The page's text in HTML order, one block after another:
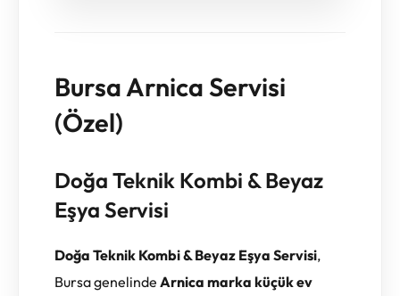
Bursa Arnica Servisi
(Özel)
Doğa Teknik Kombi & Beyaz
Eşya Servisi
Doğa Teknik Kombi & Beyaz Eşya Servisi,
Bursa genelinde Arnica marka küçük ev